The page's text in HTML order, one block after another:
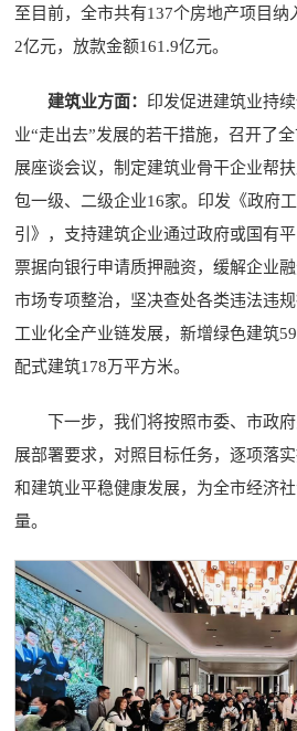
至目前，全市共有137个房地产项目纳
2亿元，放款金额161.9亿元。
建筑业方面： 印发促进建筑业持
业“走出去”发展的若干措施，召开了
展座谈会议，制定建筑业骨干企业帮
包一级、二级企业16家。印发《政府
引》，支持建筑企业通过政府或国有
票据向银行申请质押融资，缓解企业
市场专项整治，坚决查处各类违法违
工业化全产业链发展，新增绿色建筑
配式建筑178万平方米。
下一步，我们将按照市委、市政
展部署要求，对照目标任务，逐项落
和建筑业平稳健康发展，为全市经济
量。